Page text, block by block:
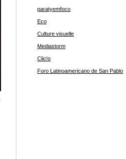
paratyemfoco
Eco
Culture visuelle
Mediastorm
Clic!o
Foro Latinoamericano de San Pablo